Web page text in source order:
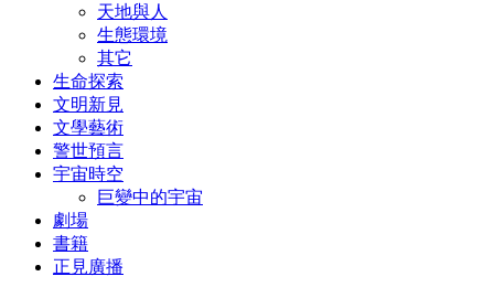
天地與人
生態環境
其它
生命探索
文明新見
文學藝術
警世預言
宇宙時空
巨變中的宇宙
劇場
書籍
正見廣播